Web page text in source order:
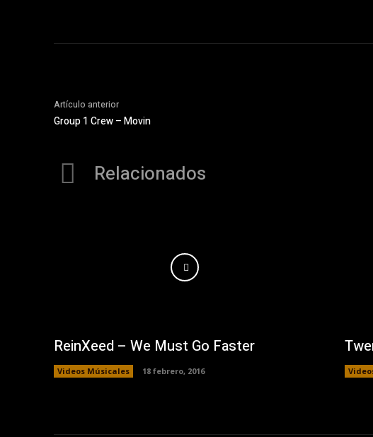
Artículo anterior
Group 1 Crew – Movin
Relacionados
ReinXeed – We Must Go Faster
Videos Músicales 18 febrero, 2016